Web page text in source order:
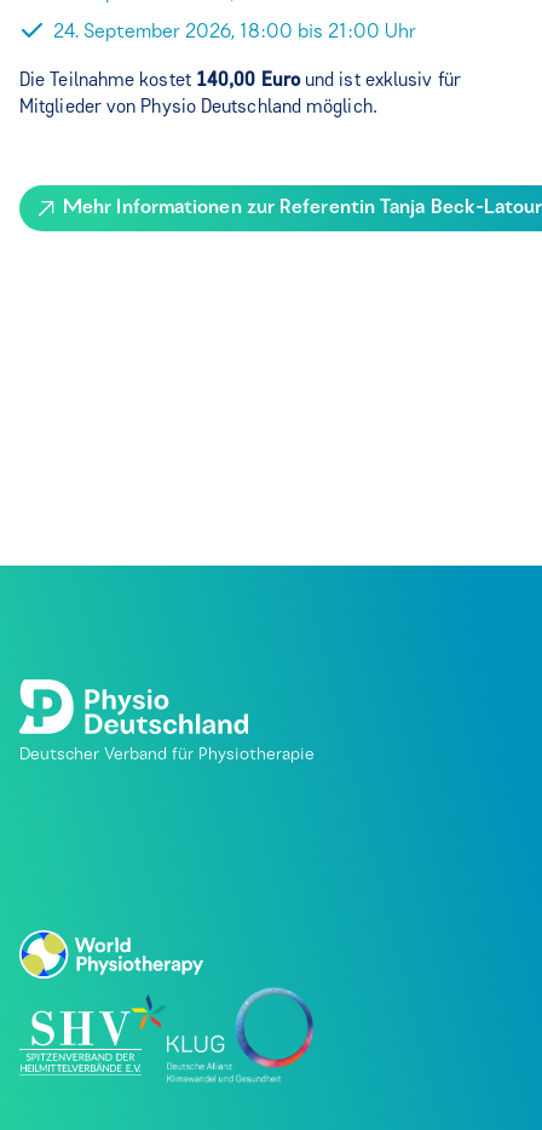
24. September 2026, 18:00 bis 21:00 Uhr
Die Teilnahme kostet 140,00 Euround ist exklusiv für
Mitglieder von Physio Deutschland möglich.
Mehr Informationen zur Referentin Tanja Beck-
Deutscher Verband für Physiotherapie